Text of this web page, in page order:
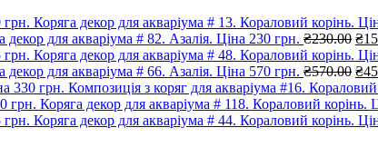
Коряга декор для акваріума # 13. Кораловий корінь.
декор для акваріума # 82. Азалія. Ціна 230 грн. ₴230.00 ₴
Коряга декор для акваріума # 48. Кораловий корінь.
декор для акваріума # 66. Азалія. Ціна 570 грн. ₴570.00 ₴
Композиція з коряг для акваріума #16.
Коряга декор для акваріума # 118. Кораловий корінь.
Коряга декор для акваріума # 44. Кораловий корінь.